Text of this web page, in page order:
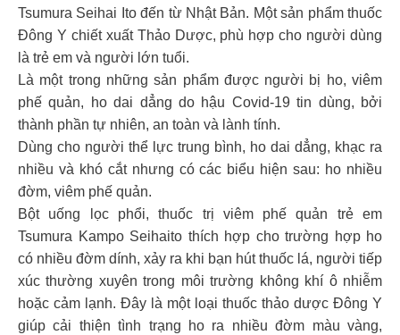
Tsumura Seihai Ito đến từ Nhật Bản. Một sản phẩm thuốc
Đông Y chiết xuất Thảo Dược, phù hợp cho người dùng
là trẻ em và người lớn tuổi.
Là một trong những sản phẩm được người bị ho, viêm
phế quản, ho dai dẳng do hậu Covid-19 tin dùng, bởi
thành phần tự nhiên, an toàn và lành tính.
Dùng cho người thể lực trung bình, ho dai dẳng, khạc ra
nhiều và khó cắt nhưng có các biểu hiện sau: ho nhiều
đờm, viêm phế quản.
Bột uống lọc phổi, thuốc trị viêm phế quản trẻ em
Tsumura Kampo Seihaito thích hợp cho trường hợp ho
có nhiều đờm dính, xảy ra khi bạn hút thuốc lá, người tiếp
xúc thường xuyên trong môi trường không khí ô nhiễm
hoặc cảm lạnh. Đây là một loại thuốc thảo dược Đông Y
giúp cải thiện tình trạng ho ra nhiều đờm màu vàng,